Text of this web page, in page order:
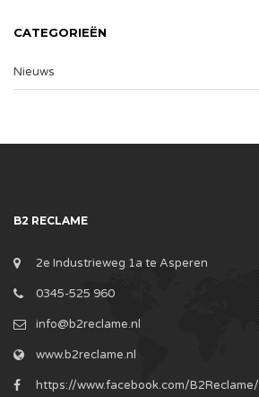
CATEGORIEËN
Nieuws
B2 RECLAME
2e Industrieweg 1a te Asperen
0345-525 960
info@b2reclame.nl
www.b2reclame.nl
https://www.facebook.com/B2Reclame/